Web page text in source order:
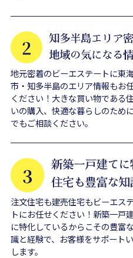
地元密着のビーエステートに東
市・知多半島のエリア情報もお
ください！大きな買い物である
いの購入、快適な暮らしのため
でもご相談ください。
注文住宅も建売住宅もビーエス
トにお任せください！新築一戸
に特化しているからこその豊富
識と経験で、お客様をサポート
します。